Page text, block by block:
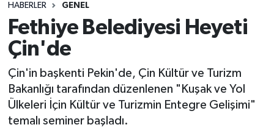
HABERLER GENEL
Fethiye Belediyesi Heyeti
Çin'de
Çin'in başkenti Pekin'de, Çin Kültür ve Turizm
Bakanlığı tarafından düzenlenen "Kuşak ve Yol
Ülkeleri İçin Kültür ve Turizmin Entegre Gelişimi"
temalı seminer başladı.
Asayiş
Eğitim
Ekonomi
Kültür
Muğla Namaz Vakitleri
Muğla Trafik Yoğunluk Haritası
Süper Lig Puan Durumu ve Fikstür
Tüm Manşetler